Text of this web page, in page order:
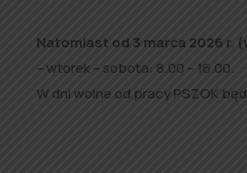
Natomiast od 3 marca 2026 r.
– wtorek – sobota: 8.00 – 16.00.
W dni wolne od pracy PSZOK